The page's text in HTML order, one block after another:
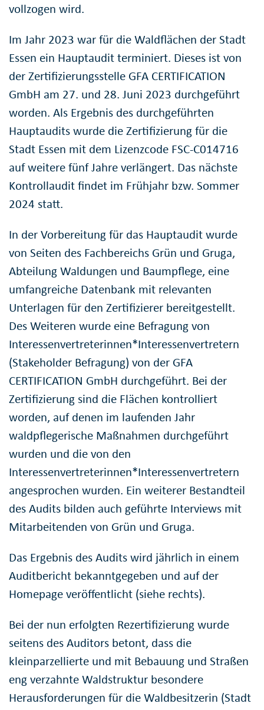
vollzogen wird.
Im Jahr 2023 war für die Waldflächen der Stadt
Essen ein Hauptaudit terminiert. Dieses ist von
der Zertifizierungsstelle GFA CERTIFICATION
GmbH am 27. und 28. Juni 2023 durchgeführt
worden. Als Ergebnis des durchgeführten
Hauptaudits wurde die Zertifizierung für die
Stadt Essen mit dem Lizenzcode FSC-C014716
auf weitere fünf Jahre verlängert. Das nächste
Kontrollaudit findet im Frühjahr bzw. Sommer
2024 statt.
In der Vorbereitung für das Hauptaudit wurde
von Seiten des Fachbereichs Grün und Gruga,
Abteilung Waldungen und Baumpflege, eine
umfangreiche Datenbank mit relevanten
Unterlagen für den Zertifizierer bereitgestellt.
Des Weiteren wurde eine Befragung von
Interessenvertreterinnen*Interessenvertretern
(Stakeholder Befragung) von der GFA
CERTIFICATION GmbH durchgeführt. Bei der
Zertifizierung sind die Flächen kontrolliert
worden, auf denen im laufenden Jahr
waldpflegerische Maßnahmen durchgeführt
wurden und die von den
Interessenvertreterinnen*Interessenvertretern
angesprochen wurden. Ein weiterer Bestandteil
des Audits bilden auch geführte Interviews mit
Mitarbeitenden von Grün und Gruga.
Das Ergebnis des Audits wird jährlich in einem
Auditbericht bekanntgegeben und auf der
Homepage veröffentlicht (siehe rechts).
Bei der nun erfolgten Rezertifizierung wurde
seitens des Auditors betont, dass die
kleinparzellierte und mit Bebauung und Straßen
eng verzahnte Waldstruktur besondere
Herausforderungen für die Waldbesitzerin (Stadt